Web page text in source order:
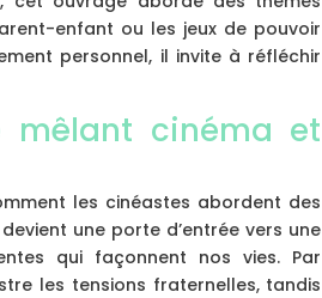
enfant ou les jeux de pouvoir
personnel, il invite à réfléchir
mêlant cinéma et
les cinéastes abordent des
une porte d’entrée vers une
qui façonnent nos vies. Par
les tensions fraternelles, tandis